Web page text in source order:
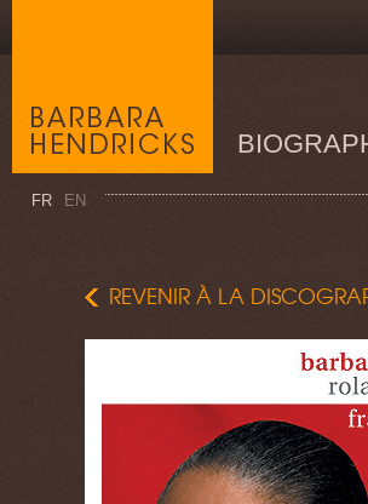
FR EN
REVENIR À LA